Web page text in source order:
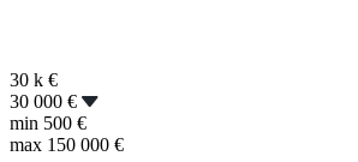
30 k €
30 000 €
min 500 €
max 150 000 €